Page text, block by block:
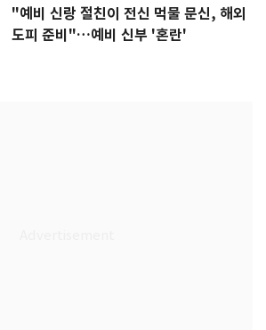
"예비 신랑 절친이 전신 먹물 문신, 해외
도피 준비"…예비 신부 '혼란'